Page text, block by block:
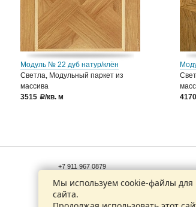
Модуль № 22 дуб натур/клён
Светла, Модульный паркет из
массива
3515
a/кв. м
4170
+7 911 967 0879
Контактные данные
Мы используем cookie-файлы
сайта.